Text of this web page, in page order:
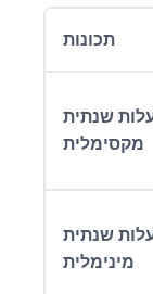
תכונות
שנתית
מקסימלית
שנתית
מינימלית